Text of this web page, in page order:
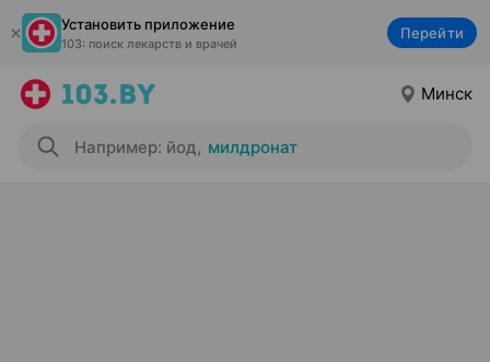
Установить приложение
103: поиск лекарств и врачей
Перейти
Минск
Например: йод, милдронат